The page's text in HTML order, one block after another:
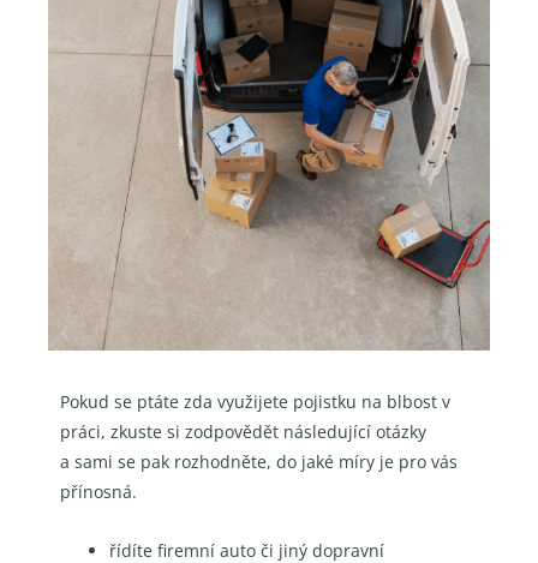
Pokud se ptáte zda využijete pojistku na blbost v
práci, zkuste si zodpovědět následující otázky
a sami se pak rozhodněte, do jaké míry je pro vás
přínosná.
řídíte firemní auto či jiný dopravní